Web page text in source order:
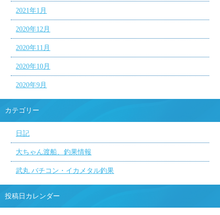
2021年1月
2020年12月
2020年11月
2020年10月
2020年9月
カテゴリー
日記
大ちゃん渡船、釣果情報
武丸 バチコン・イカメタル釣果
投稿日カレンダー